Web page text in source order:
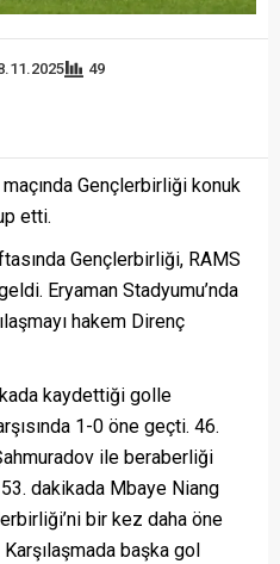
49
maçında Gençlerbirliği konuk
etti.
Gençlerbirliği, RAMS
Eryaman Stadyumu’nda
hakem Direnç
kaydettiği golle
1-0 öne geçti. 46.
ile beraberliği
dakikada Mbaye Niang
bir kez daha öne
başka gol